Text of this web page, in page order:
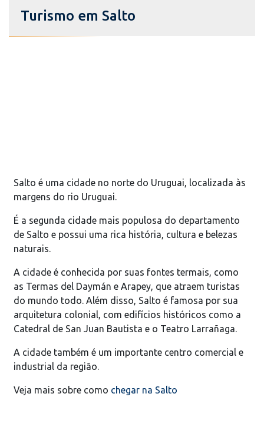
Turismo em Salto
Salto é uma cidade no norte do Uruguai, localizada às
margens do rio Uruguai.
É a segunda cidade mais populosa do departamento
de Salto e possui uma rica história, cultura e belezas
naturais.
A cidade é conhecida por suas fontes termais, como
as Termas del Daymán e Arapey, que atraem turistas
do mundo todo. Além disso, Salto é famosa por sua
arquitetura colonial, com edifícios históricos como a
Catedral de San Juan Bautista e o Teatro Larrañaga.
A cidade também é um importante centro comercial e
industrial da região.
Veja mais sobre como chegar na Salto